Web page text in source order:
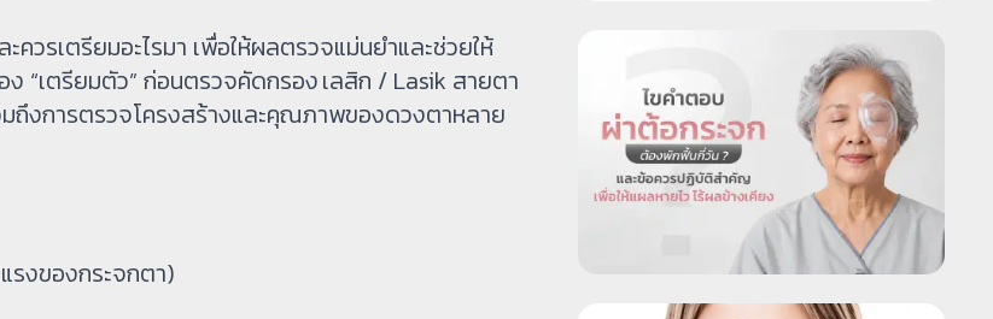
วรเตรียมอะไรมา เพื่อให้ผลตรวจแม่นยำและช่วยให้
“เตรียมตัว” ก่อนตรวจคัดกรอง เลสิก / Lasik สายตา
ถึงการตรวจโครงสร้างและคุณภาพของดวงตาหลาย
รงของกระจกตา)